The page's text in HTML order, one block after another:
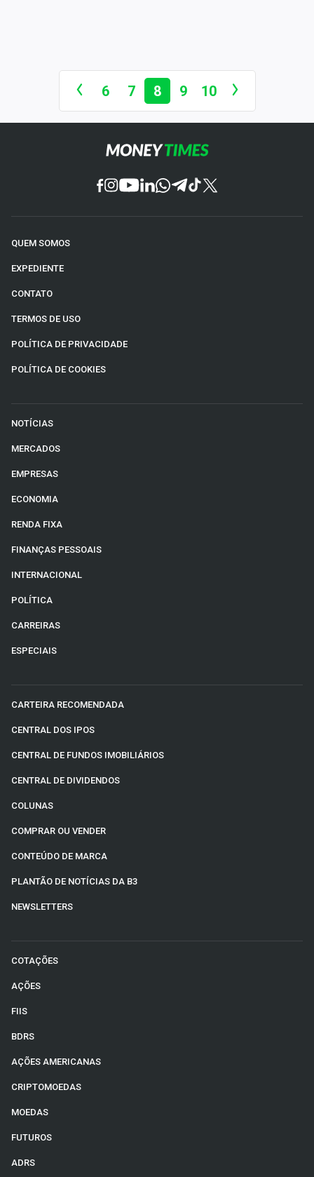
6 7 8 9 10
QUEM SOMOS
EXPEDIENTE
CONTATO
TERMOS DE USO
POLÍTICA DE PRIVACIDADE
POLÍTICA DE COOKIES
NOTÍCIAS
MERCADOS
EMPRESAS
ECONOMIA
RENDA FIXA
FINANÇAS PESSOAIS
INTERNACIONAL
POLÍTICA
CARREIRAS
ESPECIAIS
CARTEIRA RECOMENDADA
CENTRAL DOS IPOS
CENTRAL DE FUNDOS IMOBILIÁRIOS
CENTRAL DE DIVIDENDOS
COLUNAS
COMPRAR OU VENDER
CONTEÚDO DE MARCA
PLANTÃO DE NOTÍCIAS DA B3
NEWSLETTERS
COTAÇÕES
AÇÕES
FIIS
BDRS
AÇÕES AMERICANAS
CRIPTOMOEDAS
MOEDAS
FUTUROS
ADRS